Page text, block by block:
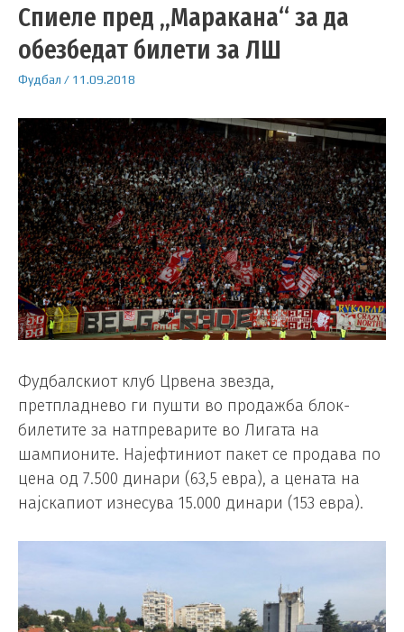
Спиеле пред „Маракана“ за да
обезбедат билети за ЛШ
Фудбал / 11.09.2018
Фудбалскиот клуб Црвена звезда,
претпладнево ги пушти во продажба блок-
билетите за натпреварите во Лигата на
шампионите. Најефтиниот пакет се продава по
цена од 7.500 динари (63,5 евра), а цената на
најскапиот изнесува 15.000 динари (153 евра).